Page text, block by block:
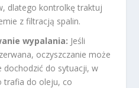
dlatego kontrolkę traktuj
z filtracją spalin.
wypalania: Jeśli
oczyszczanie może
dochodzić do sytuacji, w
trafia do oleju, co